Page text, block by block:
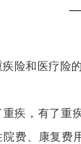
疾险和医疗险
重疾 ， 有了重
院费、康复费